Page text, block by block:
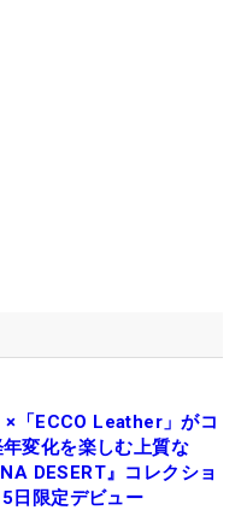
×「ECCO Leather」がコ
変化を楽しむ上質な
DESERT』コレクショ
日限定デビュー